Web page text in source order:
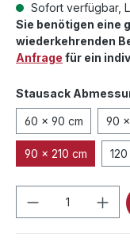
Sofort verfügbar,
Sie benötigen eine
wiederkehrenden
Anfrage für ein
Stausack
60 x 90 cm 90
90 x 210 cm
Produkt